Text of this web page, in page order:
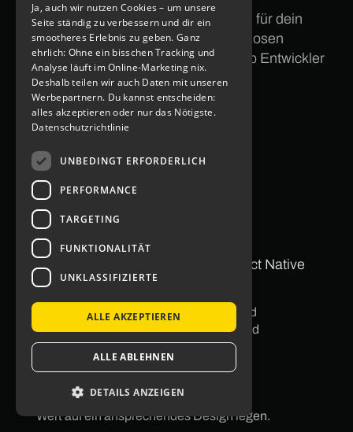
Fragst du dich, ob wir die richtige Wahl für dein
Projekt sind? Vereinbare einen kostenlosen
Beratungstermin mit uns – deinem App Entwickler
in Dortmind!
Termin buchen
Welche Leistungen bietet eine React Native
Agentur in Dortmund?
Eine React Native Agentur in Dortmund
entwickelt Apps, die nahtlos auf iOS und
Android laufen. Dank React Native
entstehen plattformübergreifende
kosteneffizient sind – und dabei immer
Wert auf ein ansprechendes Design legen.
ENGLISH
Ja, auch wir nutzen Cookies – um unsere
Seite ständig zu verbessern und dir ein
smootheres Erlebnis zu geben. Ganz
ehrlich: Ohne ein bisschen Tracking und
Analyse läuft im Online-Marketing nix.
Deshalb teilen wir auch Daten mit unseren
Werbepartnern. Du kannst entscheiden:
alles akzeptieren oder nur das Nötigste.
Datenschutzrichtlinie
UNBEDINGT ERFORDERLICH
PERFORMANCE
TARGETING
FUNKTIONALITÄT
UNKLASSIFIZIERTE
ALLE AKZEPTIEREN
ALLE ABLEHNEN
DETAILS ANZEIGEN